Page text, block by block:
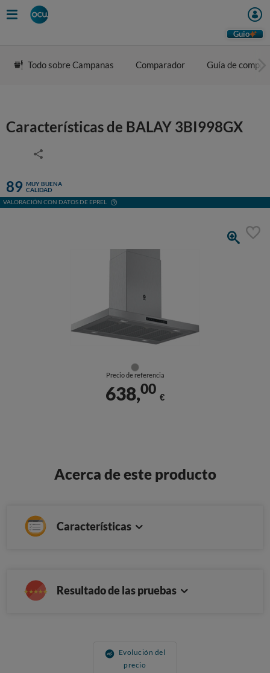
Guio
Todo sobre Campanas Comparador Guía de compra
Características de BALAY 3BI998GX
89 MUY BUENA
CALIDAD
VALORACIÓN CON DATOS DE EPREL
Precio de referencia
638,00
€
Acerca de este producto
Características
Resultado de las pruebas
Evolución del
precio